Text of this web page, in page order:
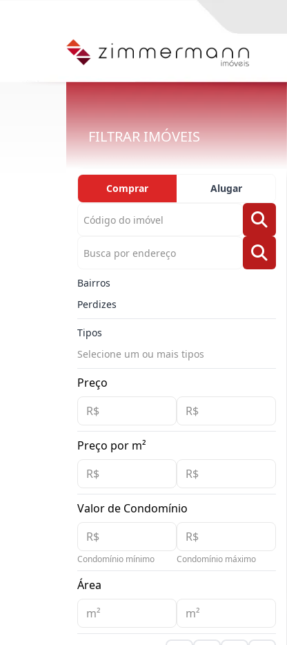
FILTRAR IMÓVEIS
Comprar Alugar
Bairros
Perdizes
Tipos
Selecione um ou mais tipos
Preço
Preço por m²
Valor de Condomínio
Condomínio mínimo Condomínio máximo
Área